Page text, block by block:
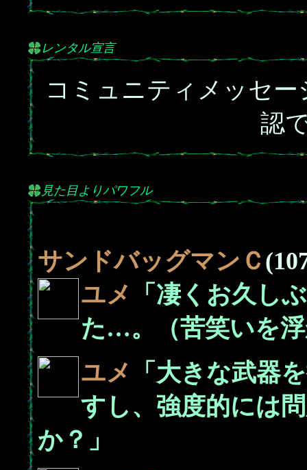
レンタル宣言
コミュニティメッセ
認
見た目よりパワフル
サンドバッグマンＣ
ユメ
「凄くお久し
た…。（苦笑いを
ユメ
「大きな武器
すし、強度的には
か？」